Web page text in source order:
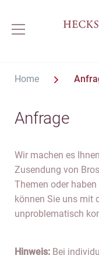
Home
Anfrage
Wir machen es
Zusendung von
Themen oder
können Sie uns mit
unproblematisch
Hinweis: Bei